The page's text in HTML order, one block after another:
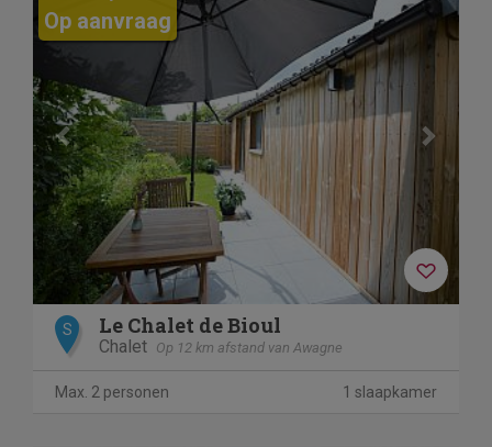
Op aanvraag
S Le Chalet de Bioul
Chalet Op 12 km afstand van Awagne
Max. 2 personen 1 slaapkamer